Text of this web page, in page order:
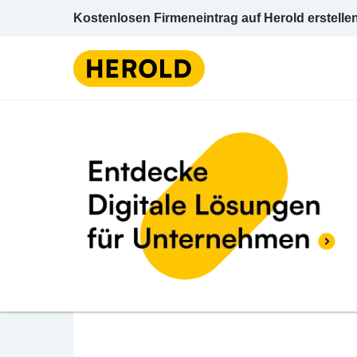
Kostenlosen Firmeneintrag auf Herold
BEWERTUNG ABGEBEN
Binder Schuh GmbH
Strallegg 114 8192 Strallegg Weiz Steiermark
Lederwaren / Einzelhandel